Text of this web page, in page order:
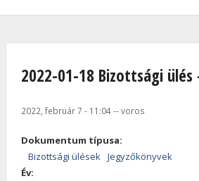
2022-01-18 Bizottsági ülés
2022, február 7 - 11:04--voros
Dokumentum típusa:
Bizottsági ülések
Jegyzőkönyvek
Év: